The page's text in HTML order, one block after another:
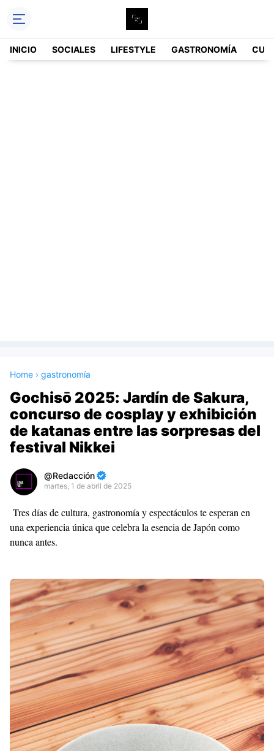
INICIO SOCIALES LIFESTYLE GASTRONOMÍA
Home › gastronomía
Gochisō 2025: Jardín de Sakura,
concurso de cosplay y exhibición
de katanas entre las sorpresas del
festival Nikkei
Redacción
martes, 1 de abril de 2025
Premium
By
Raushan
Design
Templates
Tres días de cultura, gastronomía y espectáculos te esperan en
una experiencia única que celebra la esencia de Japón como
nunca antes.